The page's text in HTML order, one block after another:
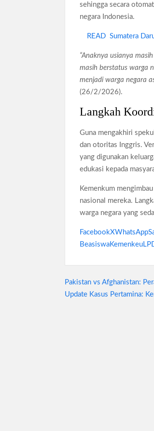
sehingga secara
negara Indonesia.
READ Sumatera
“Anaknya usianya
masih berstatus warga
menjadi warga negara
(26/2/2026).
Langkah
Guna mengakhiri
dan otoritas Inggris.
yang digunakan
edukasi kepada
Kemenkum
nasional mereka.
warga negara yang
FacebookXWhatsApp
BeasiswaKemenkeu
Navigasi
pos
Pakistan vs Afghanistan:
Update Kasus Pertamina: